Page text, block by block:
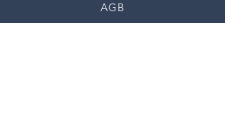
AGB